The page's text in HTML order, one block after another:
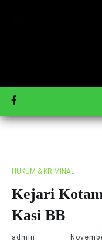
Tagar-
Mengulas Peristiwa
HUKUM & KRIMINAL
Kejari
Kasi BB
admin